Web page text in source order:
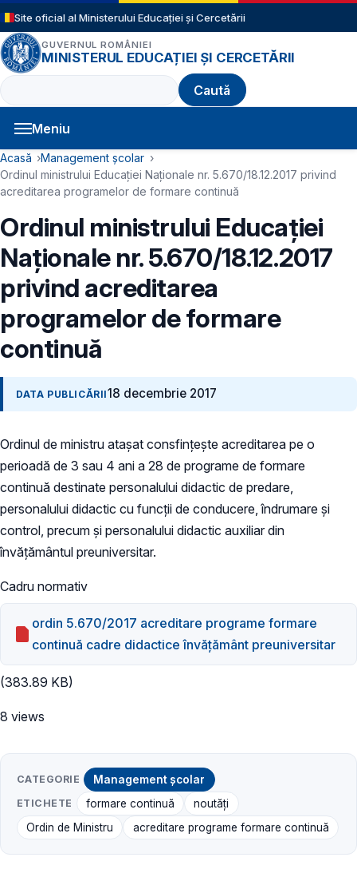
Sari la conținutul principal
Site oficial al Ministerului Educației și Cercetării
GUVERNUL ROMÂNIEI
MINISTERUL EDUCAȚIEI ȘI CERCETĂRII
Caută
Meniu
Navigație principală
Cale de navigare
Acasă
Management școlar
Ordinul ministrului Educației Naționale nr. 5.670/18.12.2017 privind
acreditarea programelor de formare continuă
Ordinul ministrului Educației
Naționale nr. 5.670/18.12.2017
privind acreditarea
programelor de formare
continuă
DATA PUBLICĂRII18 decembrie 2017
Ordinul de ministru atașat consfințește acreditarea pe o
perioadă de 3 sau 4 ani a 28 de programe de formare
continuă destinate personalului didactic de predare,
personalului didactic cu funcții de conducere, îndrumare și
control, precum și personalului didactic auxiliar din
învățământul preuniversitar.
Cadru normativ
ordin 5.670/2017 acreditare programe formare
continuă cadre didactice învățământ preuniversitar
(383.89 KB)
8 views
CATEGORIE Management școlar
ETICHETE formare continuă
noutăți
Ordin de Ministru
acreditare programe formare continuă